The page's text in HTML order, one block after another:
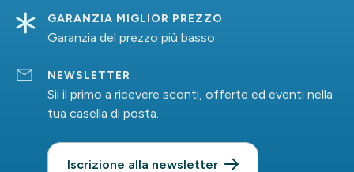
GARANZIA MIGLIOR PREZZO
Garanzia del prezzo più basso
NEWSLETTER
Sii il primo a ricevere sconti, offerte ed eventi nella
tua casella di posta.
Iscrizione alla newsletter